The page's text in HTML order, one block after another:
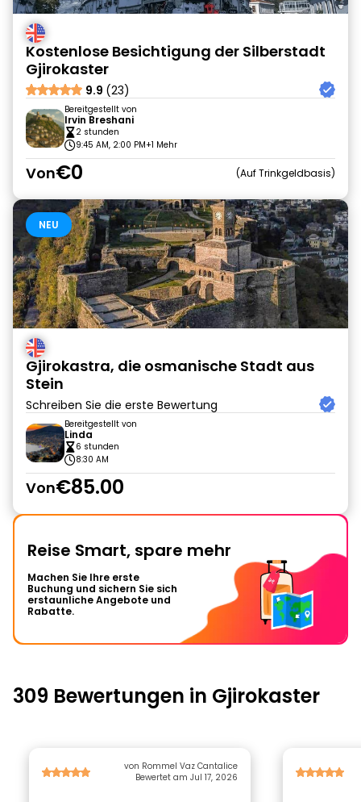
Kostenlose Besichtigung der Silberstadt
Gjirokaster
9.9 (23)
Bereitgestellt von
Irvin Breshani
2 stunden
9:45 AM, 2:00 PM+1 Mehr
Von€0 Auf Trinkgeldbasis
NEU
Gjirokastra, die osmanische Stadt aus
Stein
Schreiben Sie die erste Bewertung
Bereitgestellt von
Linda
6 stunden
8:30 AM
Von€85.00
Reise Smart, spare mehr
Machen Sie Ihre erste
Buchung und sichern Sie sich
erstaunliche Angebote und
Rabatte.
309 Bewertungen in Gjirokaster
von Rommel Vaz Cantalice
Bewertet am Jul 17, 2026